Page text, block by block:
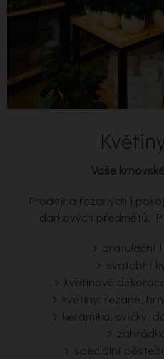
Vaše
Prodejna řezaných i
dárkových předmětů.
gratulační
svatební
květinové
květiny: řezané,
keramika, svíčky,
speciální